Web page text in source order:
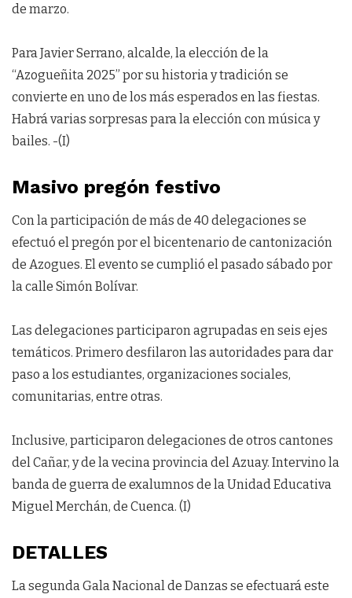
de marzo.
Para Javier Serrano, alcalde, la elección de la
“Azogueñita 2025” por su historia y tradición se
convierte en uno de los más esperados en las fiestas.
Habrá varias sorpresas para la elección con música y
bailes. -(I)
Masivo pregón festivo
Con la participación de más de 40 delegaciones se
efectuó el pregón por el bicentenario de cantonización
de Azogues. El evento se cumplió el pasado sábado por
la calle Simón Bolívar.
Las delegaciones participaron agrupadas en seis ejes
temáticos. Primero desfilaron las autoridades para dar
paso a los estudiantes, organizaciones sociales,
comunitarias, entre otras.
Inclusive, participaron delegaciones de otros cantones
del Cañar, y de la vecina provincia del Azuay. Intervino la
banda de guerra de exalumnos de la Unidad Educativa
Miguel Merchán, de Cuenca. (I)
DETALLES
La segunda Gala Nacional de Danzas se efectuará este